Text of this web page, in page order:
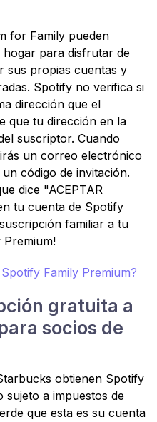
for Family pueden
hogar para disfrutar de
sus propias cuentas y
Spotify no verifica si
dirección que el
que tu dirección en la
suscriptor. Cuando
un correo electrónico
código de invitación.
dice "ACEPTAR
tu cuenta de Spotify
familiar a tu
Premium!
Family Premium?
gratuita a
socios de
obtienen Spotify
sujeto a impuestos de
que esta es su cuenta